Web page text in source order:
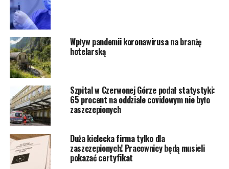
Wpływ pandemii koronawirusa na branżę
hotelarską
Szpital w Czerwonej Górze podał statystyki:
65 procent na oddziale covidowym nie było
zaszczepionych
Duża kielecka firma tylko dla
zaszczepionych! Pracownicy będą musieli
pokazać certyfikat